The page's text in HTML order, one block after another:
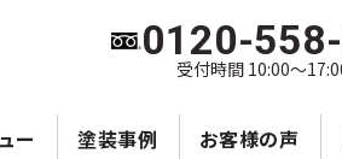
0120-
受付時間 10:00～
ー 塗装事例 お客様の声